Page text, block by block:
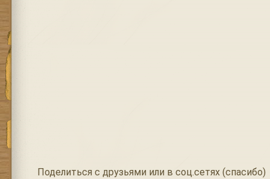
Поделиться с друзьями или в соц.сетях (спасибо)